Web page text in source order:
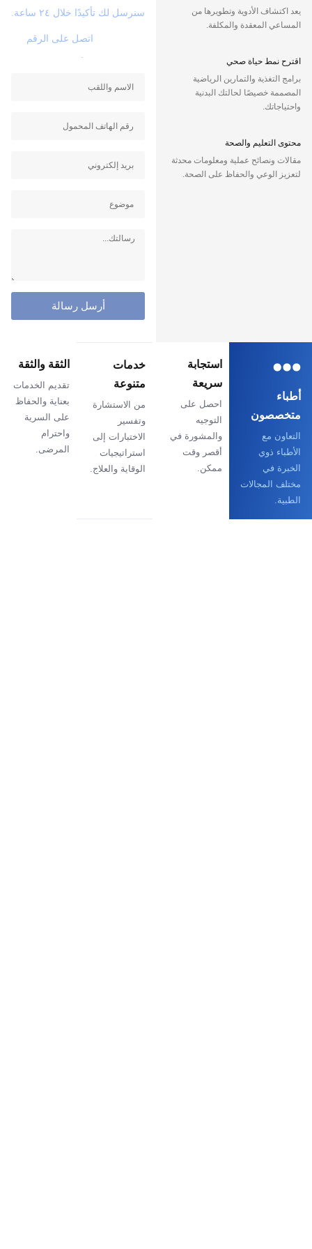
سنرسل لك تأكيدًا خلال ٢٤ ساعة.
اتصل على الرقم
.
أرسل رسالة
يعد اكتشاف الأدوية وتطويرها من
المساعي المعقدة والمكلفة.
اقترح نمط حياة صحي
برامج التغذية والتمارين الرياضية
المصممة خصيصًا لحالتك البدنية
واحتياجاتك.
محتوى التعليم والصحة
مقالات ونصائح عملية ومعلومات محدثة
لتعزيز الوعي والحفاظ على الصحة.
أطباء
متخصصون
التعاون مع
الأطباء ذوي
الخبرة في
مختلف المجالات
الطبية.
استجابة
سريعة
احصل على
التوجيه
والمشورة في
أقصر وقت
ممكن.
خدمات
متنوعة
من الاستشارة
وتفسير
الاختبارات إلى
استراتيجيات
الوقاية والعلاج.
الثقة والثقة
تقديم الخدمات
بعناية والحفاظ
على السرية
واحترام
المرضى.